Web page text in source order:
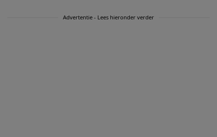
Advertentie - Lees hieronder verder